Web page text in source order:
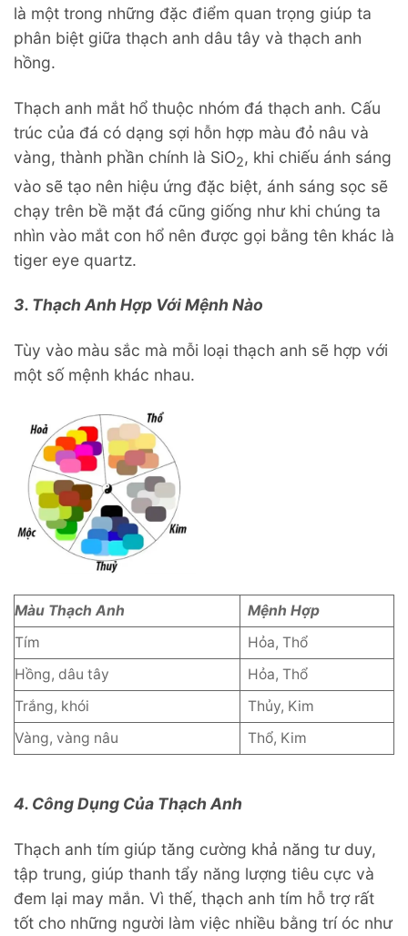
là một trong những đặc điểm quan trọng giúp ta
phân biệt giữa thạch anh dâu tây và thạch anh
hồng.
Thạch anh mắt hổ thuộc nhóm đá thạch anh. Cấu
trúc của đá có dạng sợi hỗn hợp màu đỏ nâu và
vàng, thành phần chính là SiO2, khi chiếu ánh sáng
vào sẽ tạo nên hiệu ứng đặc biệt, ánh sáng sọc sẽ
chạy trên bề mặt đá cũng giống như khi chúng ta
nhìn vào mắt con hổ nên được gọi bằng tên khác là
tiger eye quartz.
3. Thạch Anh Hợp Với Mệnh Nào
Tùy vào màu sắc mà mỗi loại thạch anh sẽ hợp với
một số mệnh khác nhau.
Màu Thạch Anh
Mệnh Hợp
Tím
Hỏa, Thổ
Hồng, dâu tây
Hỏa, Thổ
Trắng, khói
Thủy, Kim
Vàng, vàng nâu
Thổ, Kim
4. Công Dụng Của Thạch Anh
Thạch anh tím giúp tăng cường khả năng tư duy,
tập trung, giúp thanh tẩy năng lượng tiêu cực và
đem lại may mắn. Vì thế, thạch anh tím hỗ trợ rất
tốt cho những người làm việc nhiều bằng trí óc như